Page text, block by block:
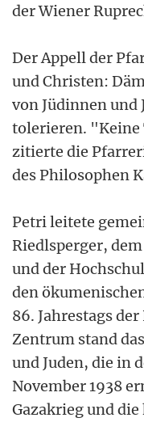
der Wiener
Der Appell der
und Christen:
von Jüdinnen und
tolerieren.
zitierte die
des Philosophen
Petri leitete
Riedlsperger,
und der
den
86. Jahrestags
Zentrum stand
und Juden, die in
November 1938
Gazakrieg und